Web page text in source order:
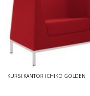
KURSI KANTOR ICHIKO GOLDEN